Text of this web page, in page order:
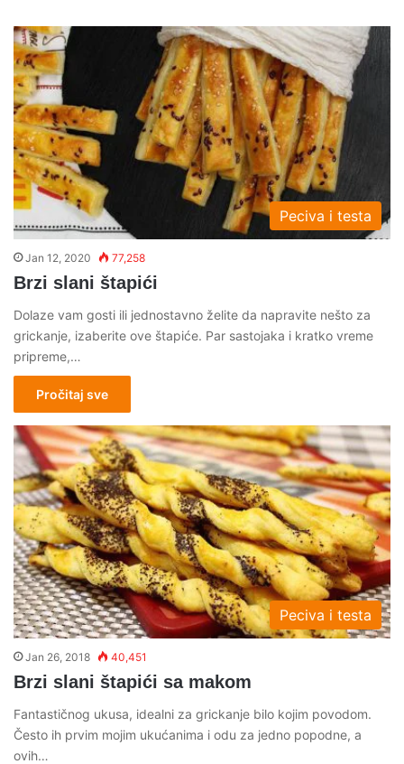
Peciva i testa
Jan 12, 2020 77,258
Brzi slani štapići
Dolaze vam gosti ili jednostavno želite da napravite nešto za
grickanje, izaberite ove štapiće. Par sastojaka i kratko vreme
pripreme,…
Pročitaj sve
Peciva i testa
Jan 26, 2018 40,451
Brzi slani štapići sa makom
Fantastičnog ukusa, idealni za grickanje bilo kojim povodom.
Često ih prvim mojim ukućanima i odu za jedno popodne, a
ovih…